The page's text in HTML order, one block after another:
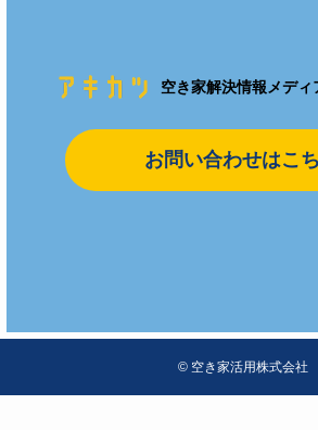
空き家解決情報メディ
お問い合わせはこ
© 空き家活用株式会社